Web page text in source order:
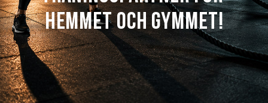
hemmet och gymmet!